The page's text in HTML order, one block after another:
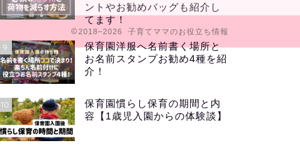
ントやお勧めバッグも紹介し
てます！
9
保育園洋服へ名前書く場所と
お名前スタンプお勧め4種を紹
介！
10
保育園慣らし保育の期間と内
容【1歳児入園からの体験談】
2018–2026 子育てママのお役立ち情報